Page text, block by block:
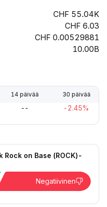
55.04K
6.03
0.00529881
10.00B
14 päivää 30 päivää
-- -2.45%
on Base (ROCK)-
Negatiivinen